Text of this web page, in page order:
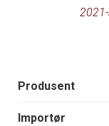
Produsent
Importør